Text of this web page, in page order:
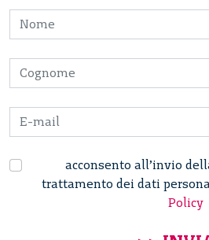
acconsento all’invio
trattamento dei dati
Policy